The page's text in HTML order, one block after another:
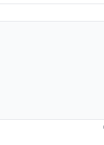
170128
126751